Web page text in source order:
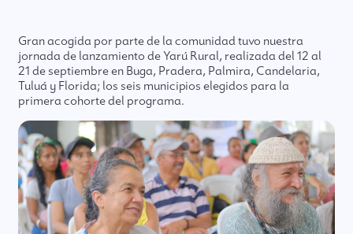
Gran acogida por parte de la comunidad tuvo nuestra
jornada de lanzamiento de Yarú Rural, realizada del 12 al
21 de septiembre en Buga, Pradera, Palmira, Candelaria,
Tuluá y Florida; los seis municipios elegidos para la
primera cohorte del programa.